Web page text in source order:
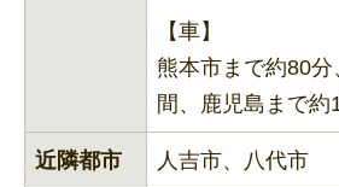
【車】
熊本市まで約80
間、鹿児島まで約
近隣都市 人吉市、八代市